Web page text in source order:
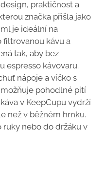
praktičnost a
značka přišla jako
je ideální na
kávu a
tak, aby bez
espresso kávovaru.
nápoje a víčko s
pohodlné pití
v KeepCupu vydrží
než v běžném hrnku.
ruky nebo do držáku v